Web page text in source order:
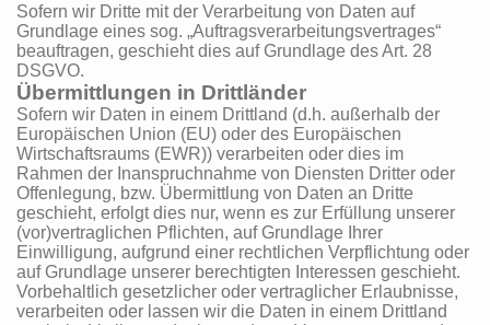
Sofern wir Dritte mit der Verarbeitung von Daten auf
Grundlage eines sog. „Auftragsverarbeitungsvertrages“
beauftragen, geschieht dies auf Grundlage des Art. 28
DSGVO.
Übermittlungen in Drittländer
Sofern wir Daten in einem Drittland (d.h. außerhalb der
Europäischen Union (EU) oder des Europäischen
Wirtschaftsraums (EWR)) verarbeiten oder dies im
Rahmen der Inanspruchnahme von Diensten Dritter oder
Offenlegung, bzw. Übermittlung von Daten an Dritte
geschieht, erfolgt dies nur, wenn es zur Erfüllung unserer
(vor)vertraglichen Pflichten, auf Grundlage Ihrer
Einwilligung, aufgrund einer rechtlichen Verpflichtung oder
auf Grundlage unserer berechtigten Interessen geschieht.
Vorbehaltlich gesetzlicher oder vertraglicher Erlaubnisse,
verarbeiten oder lassen wir die Daten in einem Drittland